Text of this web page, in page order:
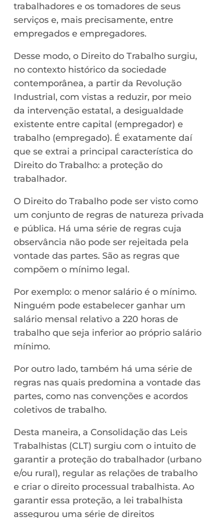
trabalhadores e os tomadores de seus
serviços e, mais precisamente, entre
empregados e empregadores.
Desse modo, o Direito do Trabalho surgiu,
no contexto histórico da sociedade
contemporânea, a partir da Revolução
Industrial, com vistas a reduzir, por meio
da intervenção estatal, a desigualdade
existente entre capital (empregador) e
trabalho (empregado). É exatamente daí
que se extrai a principal característica do
Direito do Trabalho: a proteção do
trabalhador.
O Direito do Trabalho pode ser visto como
um conjunto de regras de natureza privada
e pública. Há uma série de regras cuja
observância não pode ser rejeitada pela
vontade das partes. São as regras que
compõem o mínimo legal.
Por exemplo: o menor salário é o mínimo.
Ninguém pode estabelecer ganhar um
salário mensal relativo a 220 horas de
trabalho que seja inferior ao próprio salário
mínimo.
Por outro lado, também há uma série de
regras nas quais predomina a vontade das
partes, como nas convenções e acordos
coletivos de trabalho.
Desta maneira, a Consolidação das Leis
Trabalhistas (CLT) surgiu com o intuito de
garantir a proteção do trabalhador (urbano
e/ou rural), regular as relações de trabalho
e criar o direito processual trabalhista. Ao
garantir essa proteção, a lei trabalhista
assegurou uma série de direitos